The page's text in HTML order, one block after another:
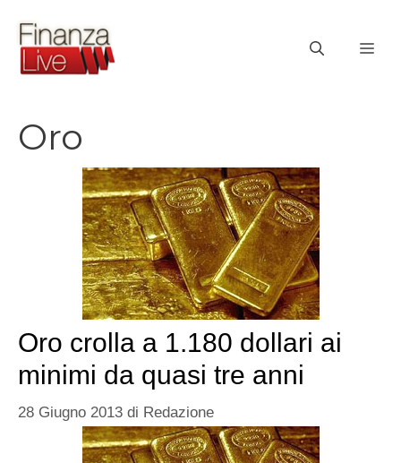
contenuto
Oro
Oro crolla a 1.180 dollari ai
minimi da quasi tre anni
28 Giugno 2013 di Redazione